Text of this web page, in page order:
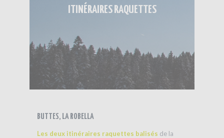
ITINÉRAIRES RAQUETTES
BUTTES, LA ROBELLA
Les deux itinéraires raquettes balisés de la